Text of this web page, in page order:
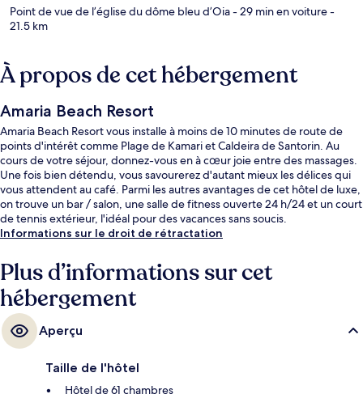
Point de vue de l’église du dôme bleu d’Oia- 29 min en voiture-
21.5 km
À propos de cet hébergement
Amaria Beach Resort
Amaria Beach Resort vous installe à moins de 10 minutes de route de
points d'intérêt comme Plage de Kamari et Caldeira de Santorin. Au
cours de votre séjour, donnez-vous en à cœur joie entre des massages.
Une fois bien détendu, vous savourerez d'autant mieux les délices qui
vous attendent au café. Parmi les autres avantages de cet hôtel de luxe,
on trouve un bar / salon, une salle de fitness ouverte 24 h/24 et un court
de tennis extérieur, l'idéal pour des vacances sans soucis.
Informations sur le droit de rétractation
Plus d’informations sur cet
hébergement
Aperçu
Taille de l'hôtel
Hôtel de 61 chambres